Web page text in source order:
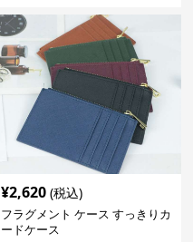
¥2,620 (税込)
フラグメント ケース すっきりカ
ードケース